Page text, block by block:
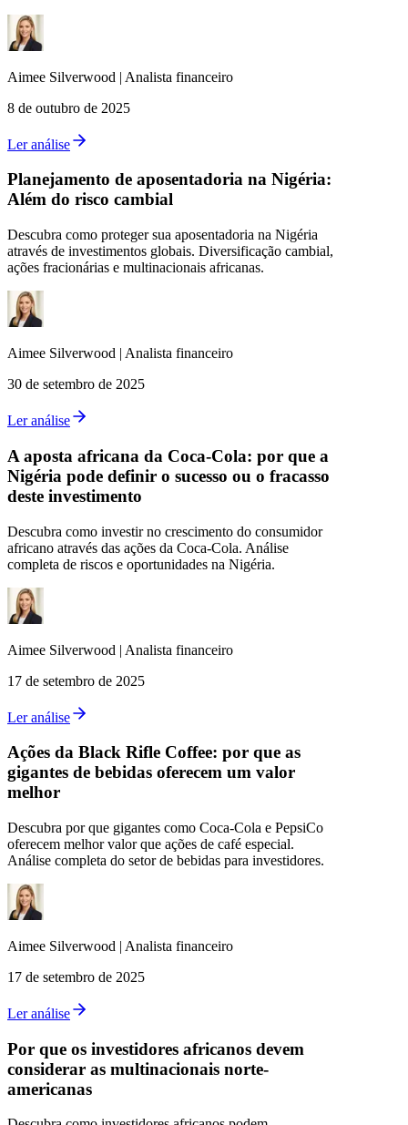
Aimee Silverwood | Analista financeiro
8 de outubro de 2025
Ler análise
Planejamento de aposentadoria na Nigéria:
Além do risco cambial
Descubra como proteger sua aposentadoria na Nigéria
através de investimentos globais. Diversificação cambial,
ações fracionárias e multinacionais africanas.
Aimee Silverwood | Analista financeiro
30 de setembro de 2025
Ler análise
A aposta africana da Coca-Cola: por que a
Nigéria pode definir o sucesso ou o fracasso
deste investimento
Descubra como investir no crescimento do consumidor
africano através das ações da Coca-Cola. Análise
completa de riscos e oportunidades na Nigéria.
Aimee Silverwood | Analista financeiro
17 de setembro de 2025
Ler análise
Ações da Black Rifle Coffee: por que as
gigantes de bebidas oferecem um valor
melhor
Descubra por que gigantes como Coca-Cola e PepsiCo
oferecem melhor valor que ações de café especial.
Análise completa do setor de bebidas para investidores.
Aimee Silverwood | Analista financeiro
17 de setembro de 2025
Ler análise
Por que os investidores africanos devem
considerar as multinacionais norte-
americanas